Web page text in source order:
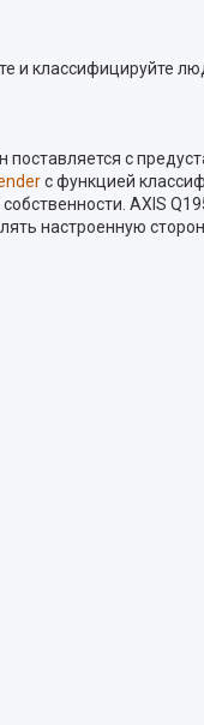
и классифицируйте
поставляется с
с функцией
AXIS
настроенную